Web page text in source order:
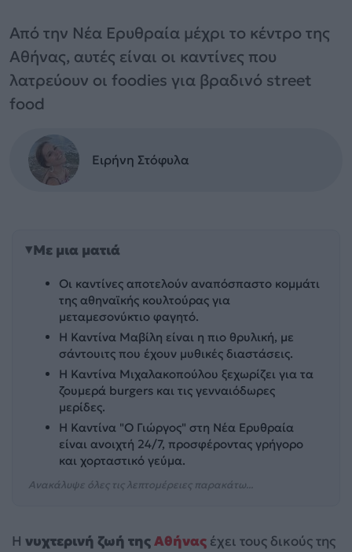
Από την Νέα Ερυθραία μέχρι το κέντρο της
Αθήνας, αυτές είναι οι καντίνες που
λατρεύουν οι foodies για βραδινό street
food
Ειρήνη Στόφυλα
Με μια ματιά
Οι καντίνες αποτελούν αναπόσπαστο κομμάτι
της αθηναϊκής κουλτούρας για
μεταμεσονύκτιο φαγητό.
Η Καντίνα Μαβίλη είναι η πιο θρυλική, με
σάντουιτς που έχουν μυθικές διαστάσεις.
Η Καντίνα Μιχαλακοπούλου ξεχωρίζει για τα
ζουμερά burgers και τις γενναιόδωρες
μερίδες.
Η Καντίνα "Ο Γιώργος" στη Νέα Ερυθραία
είναι ανοιχτή 24/7, προσφέροντας γρήγορο
και χορταστικό γεύμα.
Ανακάλυψε όλες τις λεπτομέρειες παρακάτω...
Η νυχτερινή ζωή τηςΑθήνας έχει τους δικούς της